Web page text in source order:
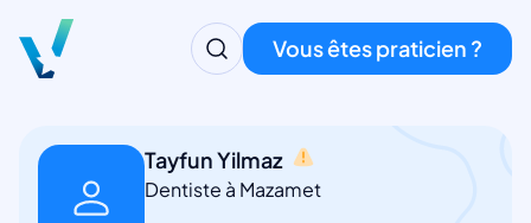
Vous êtes praticien ?
Tayfun Yilmaz
Dentiste à Mazamet